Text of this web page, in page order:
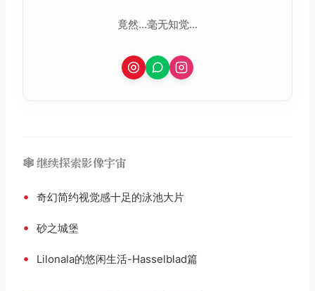
竟然...毫无知觉...
🕸️ 继续探索影像宇宙
• 奇幻简约视觉感十足的泳池大片
• 砂之城堡
• Lilonala的悠闲生活-Hasselblad篇